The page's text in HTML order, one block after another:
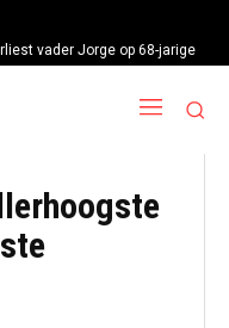
vader Jorge op 68-jarige